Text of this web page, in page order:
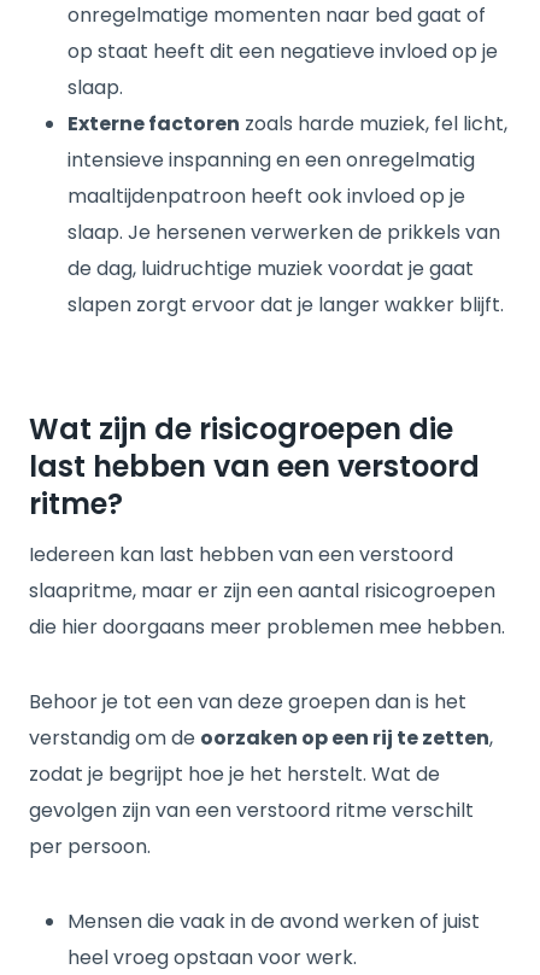
onregelmatige momenten naar bed gaat of
op staat heeft dit een negatieve invloed op je
slaap.
Externe factoren zoals harde muziek, fel licht,
intensieve inspanning en een onregelmatig
maaltijdenpatroon heeft ook invloed op je
slaap. Je hersenen verwerken de prikkels van
de dag, luidruchtige muziek voordat je gaat
slapen zorgt ervoor dat je langer wakker blijft.
Wat zijn de risicogroepen die
last hebben van een verstoord
ritme?
Iedereen kan last hebben van een verstoord
slaapritme, maar er zijn een aantal risicogroepen
die hier doorgaans meer problemen mee hebben.
Behoor je tot een van deze groepen dan is het
verstandig om de oorzaken op een rij te zetten,
zodat je begrijpt hoe je het herstelt. Wat de
gevolgen zijn van een verstoord ritme verschilt
per persoon.
Mensen die vaak in de avond werken of juist
heel vroeg opstaan voor werk.